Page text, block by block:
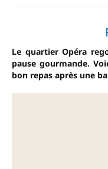
Le quartier Opéra
pause gourmande.
bon repas après une